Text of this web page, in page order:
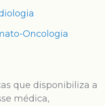
Oncologia
que disponibiliza a
médica,